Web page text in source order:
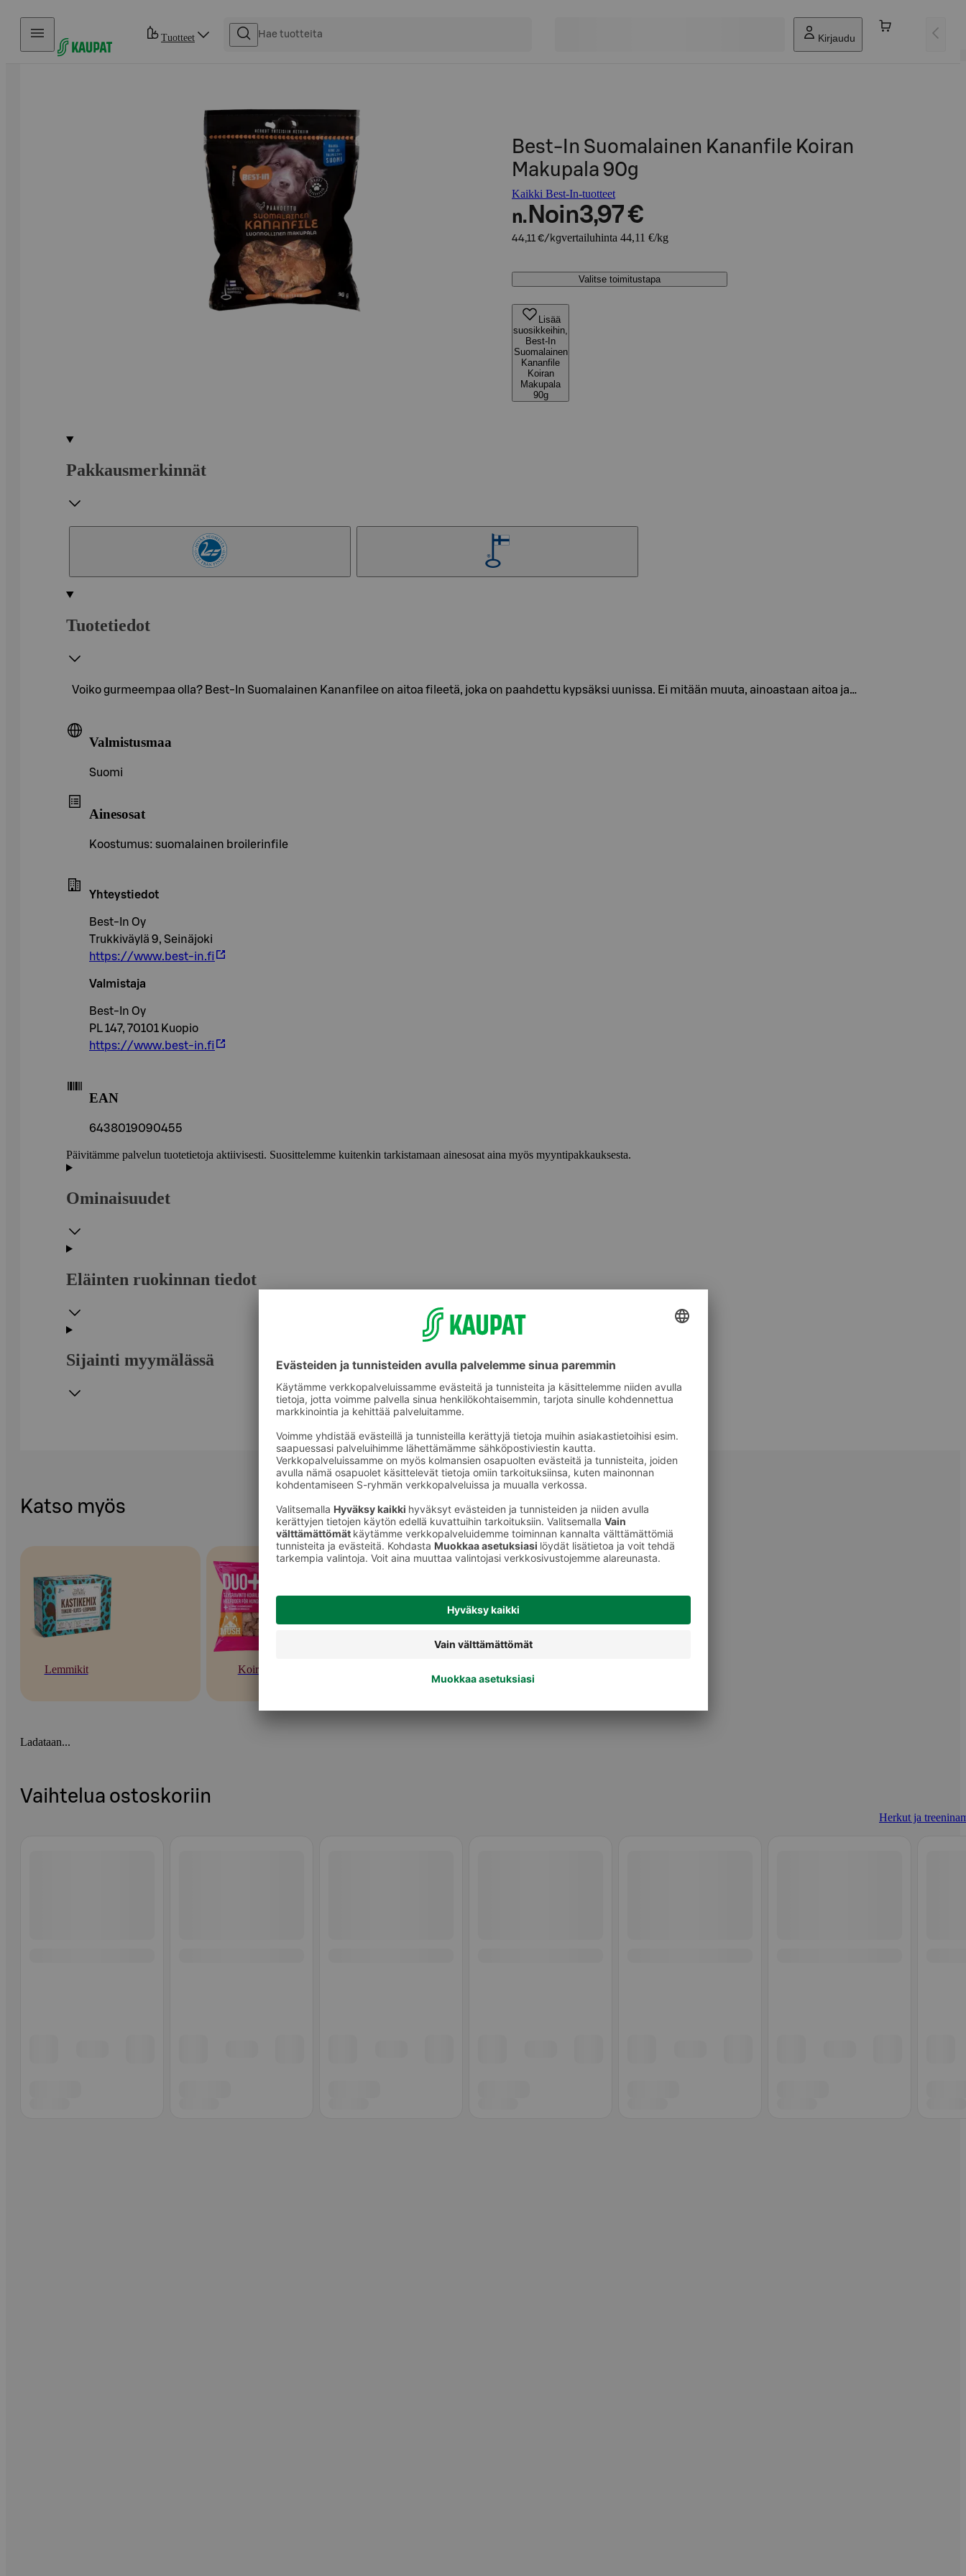
Hyppää sisältöön
Tuotteet Kirjaudu
Best-In Suomalainen Kananfile Koiran
Makupala 90g
Kaikki Best-In-tuotteet
n. Noin3,97 €
44,11 €/kgvertailuhinta 44,11 €/kg
Valitse toimitustapa
Lisää
suosikkeihin,
Best-In
Suomalainen
Kananfile
Koiran
Makupala
90g
Pakkausmerkinnät
Tuotetiedot
Voiko gurmeempaa olla? Best-In Suomalainen Kananfilee on aitoa fileetä, joka on paahdettu kypsäksi uunissa. Ei mitään muuta, ainoastaan aitoa ja…
Valmistusmaa
Suomi
Ainesosat
Koostumus: suomalainen broilerinfile
Yhteystiedot
Best-In Oy
Trukkiväylä 9, Seinäjoki
https://www.best-in.fi
Valmistaja
Best-In Oy
PL 147, 70101 Kuopio
https://www.best-in.fi
EAN
6438019090455
Päivitämme palvelun tuotetietoja aktiivisesti. Suosittelemme kuitenkin tarkistamaan ainesosat aina myös myyntipakkauksesta.
Ominaisuudet
Eläinten ruokinnan tiedot
Sijainti myymälässä
Katso myös
Lemmikit Koirat
Ladataan...
Vaihtelua ostoskoriin
Herkut ja